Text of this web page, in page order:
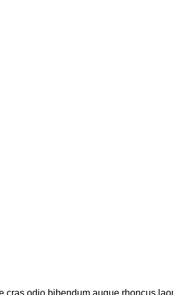
odio bibendum augue rhoncus